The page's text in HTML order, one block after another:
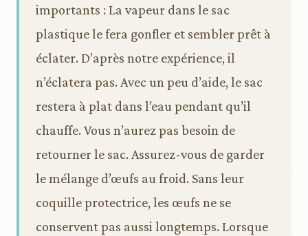
importants : La vapeur dans le sac
plastique le fera gonfler et sembler prêt à
éclater. D’après notre expérience, il
n’éclatera pas. Avec un peu d’aide, le sac
restera à plat dans l’eau pendant qu’il
chauffe. Vous n’aurez pas besoin de
retourner le sac. Assurez-vous de garder
le mélange d’œufs au froid. Sans leur
coquille protectrice, les œufs ne se
conservent pas aussi longtemps. Lorsque